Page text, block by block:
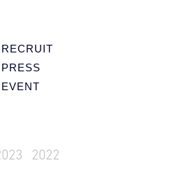
RECRUIT
PRESS
EVENT
2022